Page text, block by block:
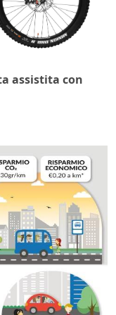
assistita con